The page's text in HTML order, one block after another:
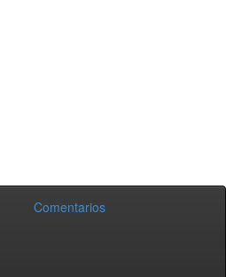
Comentarios